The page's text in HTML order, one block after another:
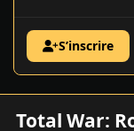
S’inscrire
Total War: